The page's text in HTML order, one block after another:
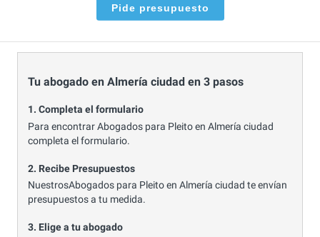
Pide presupuesto
Tu abogado en Almería ciudad en 3 pasos
1. Completa el formulario
Para encontrar Abogados para Pleito en Almería ciudad
completa el formulario.
2. Recibe Presupuestos
NuestrosAbogados para Pleito en Almería ciudad te envían
presupuestos a tu medida.
3. Elige a tu abogado